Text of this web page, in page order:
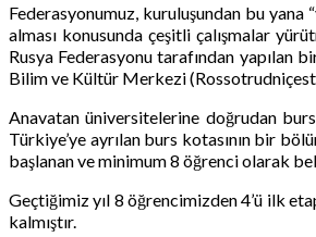
Federasyonumuz, kuruluşundan bu
alması konusunda çeşitli çalışmalar
Rusya Federasyonu tarafından yapılan
Bilim ve Kültür Merkezi
Anavatan üniversitelerine doğrudan
Türkiye’ye ayrılan burs kotasının bir
başlanan ve minimum 8 öğrenci olarak
Geçtiğimiz yıl 8 öğrencimizden 4’ü ilk
kalmıştır.